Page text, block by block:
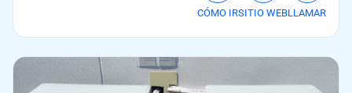
CÓMO IRSITIO WEBLLAMAR